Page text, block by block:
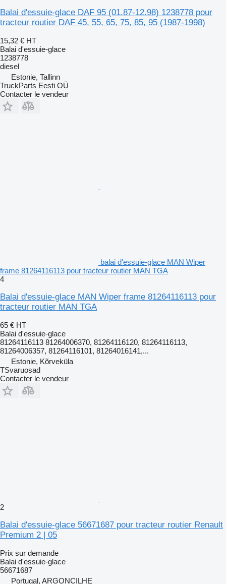
Balai d'essuie-glace DAF 95 (01.87-12.98) 1238778 pour
tracteur routier DAF 45, 55, 65, 75, 85, 95 (1987-1998)
15,32 € HT
Balai d'essuie-glace
1238778
diesel
Estonie, Tallinn
TruckParts Eesti OÜ
Contacter le vendeur
balai d'essuie-glace MAN Wiper
frame 81264116113 pour tracteur routier MAN TGA
4
Balai d'essuie-glace MAN Wiper frame 81264116113 pour
tracteur routier MAN TGA
65 € HT
Balai d'essuie-glace
81264116113 81264006370, 81264116120, 81264116113,
81264006357, 81264116101, 81264016141,...
Estonie, Kõrveküla
TSvaruosad
Contacter le vendeur
2
Balai d'essuie-glace 56671687 pour tracteur routier Renault
Premium 2 | 05
Prix sur demande
Balai d'essuie-glace
56671687
Portugal, ARGONCILHE